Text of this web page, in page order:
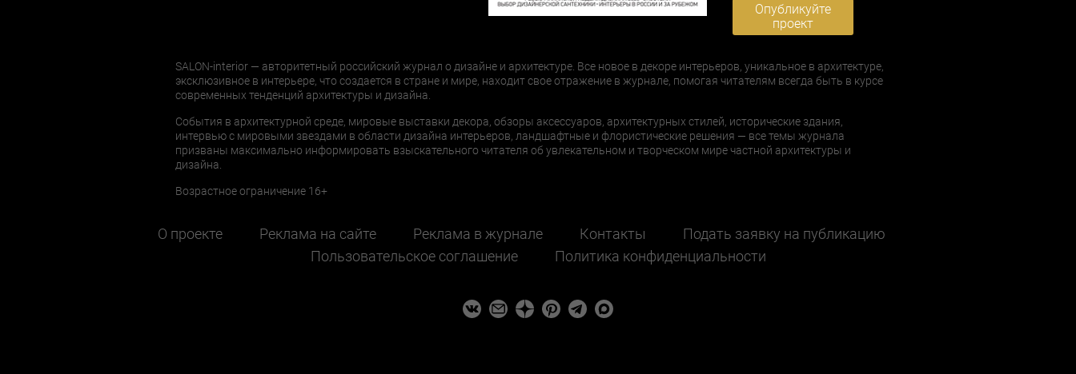
Опубликуйте
проект
SALON-interior — авторитетный российский журнал о дизайне и архитектуре. Все новое в декоре интерьеров, уникальное в архитектуре,
эксклюзивное в интерьере, что создается в стране и мире, находит свое отражение в журнале, помогая читателям всегда быть в курсе
современных тенденций архитектуры и дизайна.
События в архитектурной среде, мировые выставки декора, обзоры аксессуаров, архитектурных стилей, исторические здания,
интервью с мировыми звездами в области дизайна интерьеров, ландшафтные и флористические решения — все темы журнала
призваны максимально информировать взыскательного читателя об увлекательном и творческом мире частной архитектуры и
дизайна.
Возрастное ограничение 16+
О проекте Реклама на сайте Реклама в журнале Контакты
Подать заявку на публикацию
Пользовательское соглашение
Политика конфиденциальности